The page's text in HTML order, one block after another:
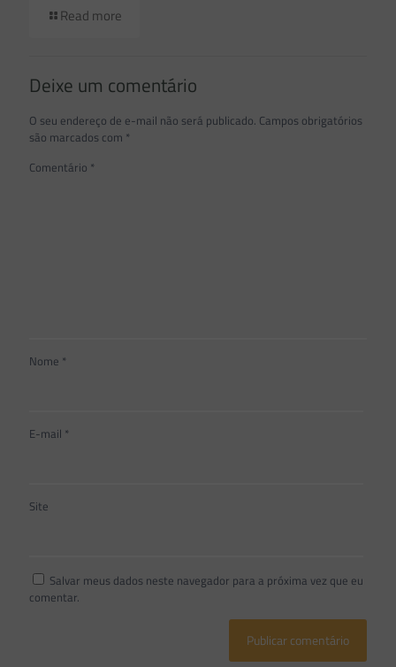
Read more
Deixe um comentário
O seu endereço de e-mail não será publicado. Campos obrigatórios
são marcados com *
Comentário *
Nome *
E-mail *
Site
Salvar meus dados neste navegador para a próxima vez que eu
comentar.